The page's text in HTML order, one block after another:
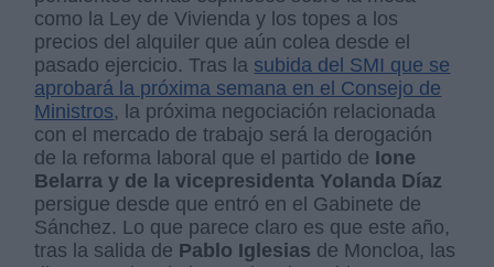
como la Ley de Vivienda y los topes a los
precios del alquiler que aún colea desde el
pasado ejercicio. Tras la subida del SMI que se
aprobará la próxima semana en el Consejo de
Ministros, la próxima negociación relacionada
con el mercado de trabajo será la derogación
de la reforma laboral que el partido de Ione
Belarra y de la vicepresidenta Yolanda Díaz
persigue desde que entró en el Gabinete de
Sánchez. Lo que parece claro es que este año,
tras la salida de Pablo Iglesias de Moncloa, las